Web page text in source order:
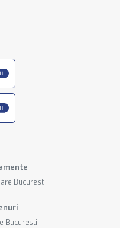
Bucuresti
Bucuresti